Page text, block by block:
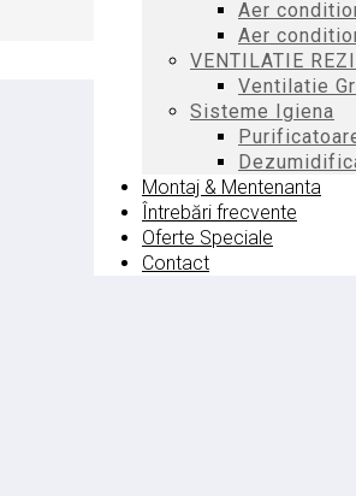
Aer
Aer
VENTILATIE
Ventilatie
Sisteme Igiena
Montaj & Mentenanta
Întrebări frecvente
Oferte Speciale
Contact